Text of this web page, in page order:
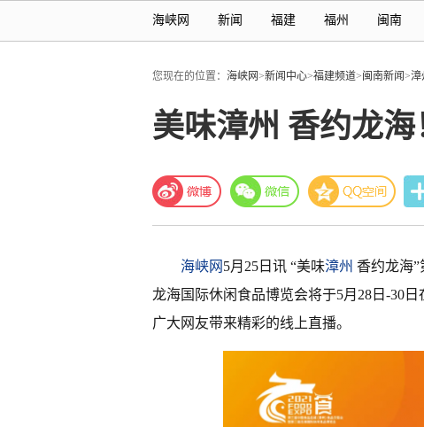
海峡网 新闻 福建 福州 闽南
您现在的位置： 海峡网>新闻中心>福建频道>闽南新闻>漳
美味漳州 香约龙
海峡网 5月25日讯 “美味漳州 香约龙海
龙海国际休闲食品博览会将于5月28日-30
广大网友带来精彩的线上直播。